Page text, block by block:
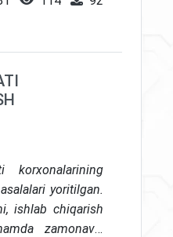
korxonalarining
yoritilgan.
ishlab chiqarish
zamonaviy